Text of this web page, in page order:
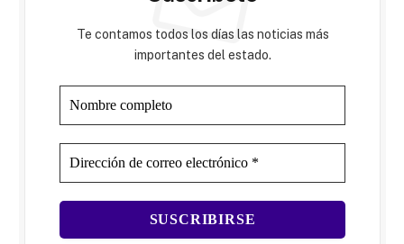
Te contamos todos los días las noticias más
importantes del estado.